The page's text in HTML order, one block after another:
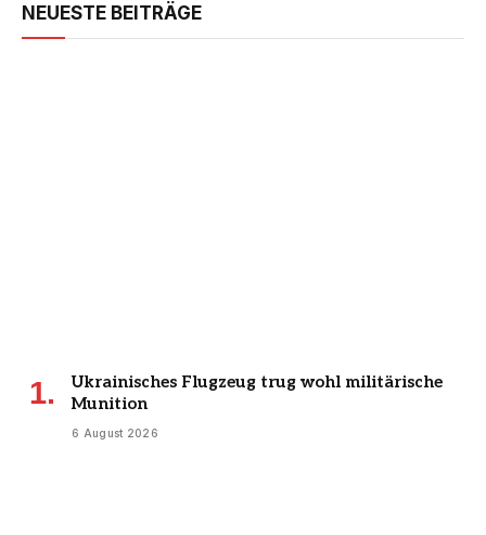
NEUESTE BEITRÄGE
Ukrainisches Flugzeug trug wohl militärische
Munition
6 August 2026